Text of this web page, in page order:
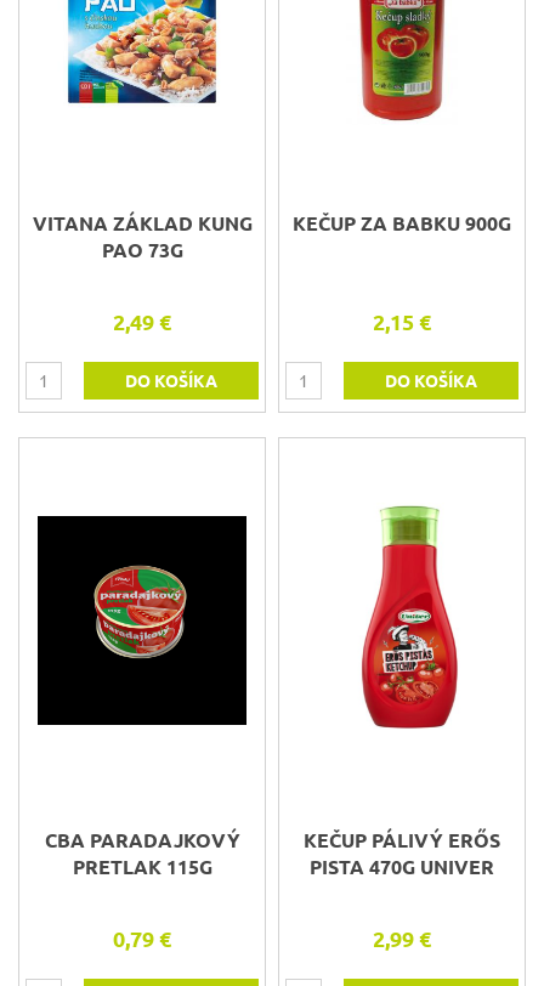
VITANA ZÁKLAD KUNG
PAO 73G
2,49 €
DO KOŠÍKA
KEČUP ZA BABKU 900G
2,15 €
DO KOŠÍKA
CBA PARADAJKOVÝ
PRETLAK 115G
0,79 €
KEČUP PÁLIVÝ ERŐS
PISTA 470G UNIVER
2,99 €